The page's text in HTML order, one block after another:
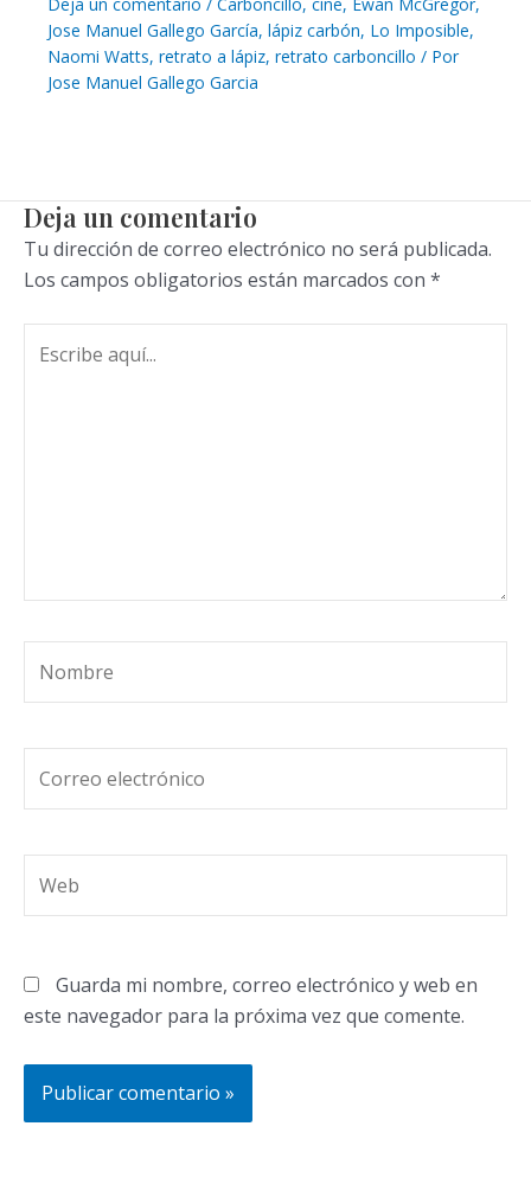
Jose Manuel Gallego García, lápiz carbón, Lo Imposible,
Naomi Watts, retrato a lápiz, retrato carboncillo / Por
Jose Manuel Gallego Garcia
Deja un comentario
Tu dirección de correo electrónico no será publicada.
Los campos obligatorios están marcados con *
aquí...
electrónico
Guarda mi nombre, correo electrónico y web en
este navegador para la próxima vez que comente.